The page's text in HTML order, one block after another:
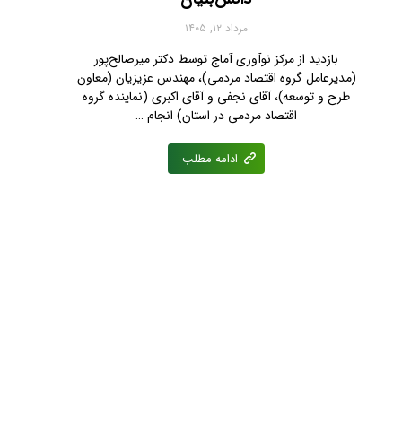
مرداد ۱۲, ۱۴۰۵
بازدید از مرکز نوآوری آماج توسط دکتر میرصالح‌پور
(مدیرعامل گروه اقتصاد مردمی)، مهندس عزیزیان (معاون
طرح و توسعه)، آقای نجفی‌ و آقای اکبری (نماینده گروه
اقتصاد مردمی در استان) انجام …
ادامه مطلب